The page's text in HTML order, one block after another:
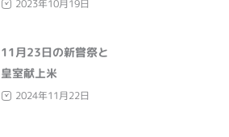
2023年10月19日
11月23日の新嘗祭と
皇室献上米
2024年11月22日